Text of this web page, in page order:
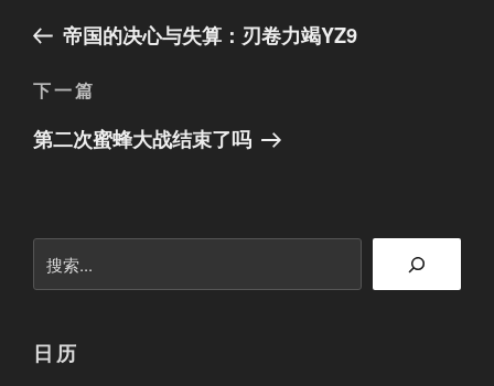
导
航
篇
章
帝国的决心与失算：刃卷力竭YZ9
下
篇
下一篇
第二次蜜蜂大战结束了吗
索
日历